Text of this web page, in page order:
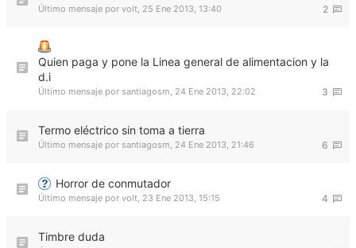
2
Último mensaje por volt, 25 Ene 2013, 13:40
Quien paga y pone la Linea general de alimentacion y la
d.i
3
Último mensaje por santiagosm, 24 Ene 2013, 22:02
Termo eléctrico sin toma a tierra
6
Último mensaje por santiagosm, 24 Ene 2013, 21:46
Horror de conmutador
4
Último mensaje por volt, 23 Ene 2013, 15:15
Timbre duda